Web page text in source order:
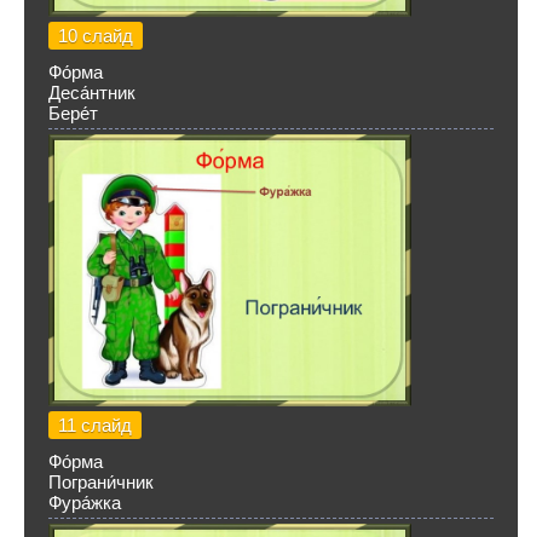
10 слайд
Фо́рма
Деса́нтник
Бере́т
11 слайд
Фо́рма
Пограни́чник
Фура́жка